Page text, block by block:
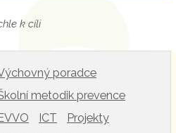
k cíli
poradce
metodik prevence
ICT
Projekty